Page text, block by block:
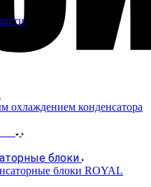
охлаждением конденсатора
блоки
блоки ROYAL